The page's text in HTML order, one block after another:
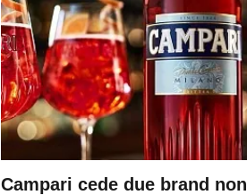
Campari cede due brand non